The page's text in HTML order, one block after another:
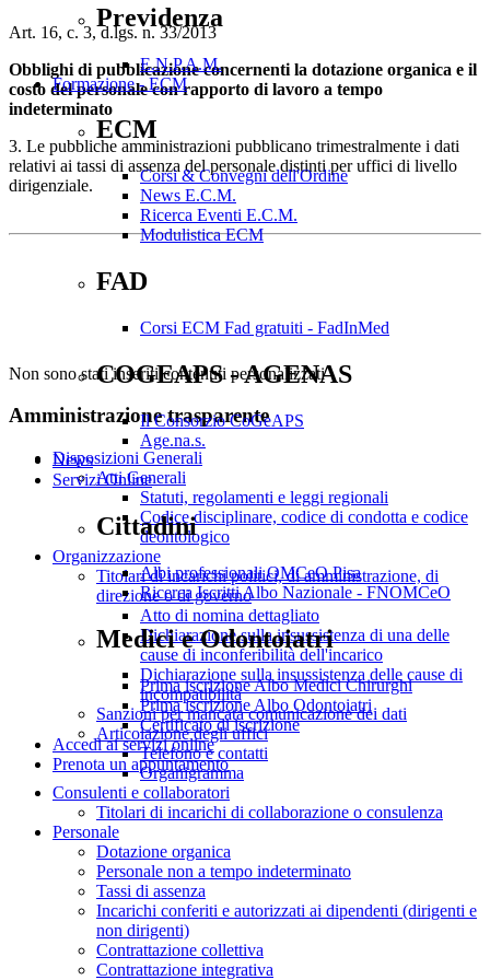
Previdenza
E.N.P.A.M.
Formazione - ECM
ECM
Corsi & Convegni dell'Ordine
News E.C.M.
Ricerca Eventi E.C.M.
Modulistica ECM
FAD
Corsi ECM Fad gratuiti - FadInMed
COGEAPS - AGENAS
Il Consorzio CoGeAPS
Age.na.s.
News
Servizi Online
Cittadini
Albi professionali OMCeO Pisa
Ricerca Iscritti Albo Nazionale - FNOMCeO
Medici e Odontoiatri
Prima iscrizione Albo Medici Chirurghi
Prima iscrizione Albo Odontoiatri
Certificato di iscrizione
Accedi ai servizi online
Prenota un appuntamento
Art. 16, c. 3, d.lgs. n. 33/2013
Obblighi di pubblicazione concernenti la dotazione organica e il
costo del personale con rapporto di lavoro a tempo
indeterminato
3. Le pubbliche amministrazioni pubblicano trimestralmente i dati
relativi ai tassi di assenza del personale distinti per uffici di livello
dirigenziale.
Non sono stati inseriti contenuti personalizzati
Amministrazione trasparente
Disposizioni Generali
Atti Generali
Statuti, regolamenti e leggi regionali
Codice disciplinare, codice di condotta e codice
deontologico
Organizzazione
Titolari di incarichi politici, di amministrazione, di
direzione o di governo
Atto di nomina dettagliato
Dichiarazione sulla insussistenza di una delle
cause di inconferibilità dell'incarico
Dichiarazione sulla insussistenza delle cause di
incompatibilità
Sanzioni per mancata comunicazione dei dati
Articolazione degli uffici
Telefono e contatti
Organigramma
Consulenti e collaboratori
Titolari di incarichi di collaborazione o consulenza
Personale
Dotazione organica
Personale non a tempo indeterminato
Tassi di assenza
Incarichi conferiti e autorizzati ai dipendenti (dirigenti e
non dirigenti)
Contrattazione collettiva
Contrattazione integrativa